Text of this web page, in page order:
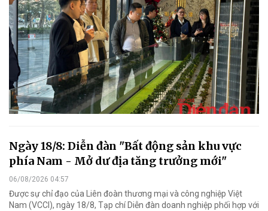
Ngày 18/8: Diễn đàn "Bất động sản khu vực
phía Nam - Mở dư địa tăng trưởng mới"
06/08/2026 04:57
Được sự chỉ đạo của Liên đoàn thương mại và công nghiệp Việt
Nam (VCCI), ngày 18/8, Tạp chí Diễn đàn doanh nghiệp phối hợp với